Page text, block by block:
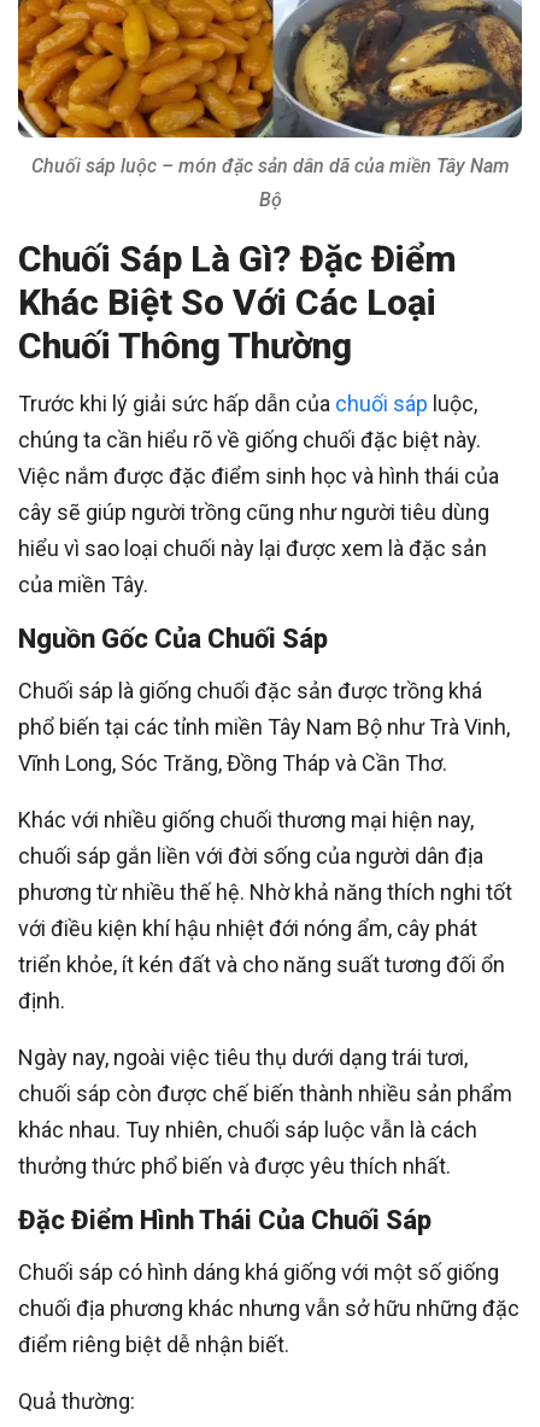
Chuối sáp luộc – món đặc sản dân dã của miền Tây Nam
Bộ
Chuối Sáp Là Gì? Đặc Điểm
Khác Biệt So Với Các Loại
Chuối Thông Thường
Trước khi lý giải sức hấp dẫn của chuối sáp luộc,
chúng ta cần hiểu rõ về giống chuối đặc biệt này.
Việc nắm được đặc điểm sinh học và hình thái của
cây sẽ giúp người trồng cũng như người tiêu dùng
hiểu vì sao loại chuối này lại được xem là đặc sản
của miền Tây.
Nguồn Gốc Của Chuối Sáp
Chuối sáp là giống chuối đặc sản được trồng khá
phổ biến tại các tỉnh miền Tây Nam Bộ như Trà Vinh,
Vĩnh Long, Sóc Trăng, Đồng Tháp và Cần Thơ.
Khác với nhiều giống chuối thương mại hiện nay,
chuối sáp gắn liền với đời sống của người dân địa
phương từ nhiều thế hệ. Nhờ khả năng thích nghi tốt
với điều kiện khí hậu nhiệt đới nóng ẩm, cây phát
triển khỏe, ít kén đất và cho năng suất tương đối ổn
định.
Ngày nay, ngoài việc tiêu thụ dưới dạng trái tươi,
chuối sáp còn được chế biến thành nhiều sản phẩm
khác nhau. Tuy nhiên, chuối sáp luộc vẫn là cách
thưởng thức phổ biến và được yêu thích nhất.
Đặc Điểm Hình Thái Của Chuối Sáp
Chuối sáp có hình dáng khá giống với một số giống
chuối địa phương khác nhưng vẫn sở hữu những đặc
điểm riêng biệt dễ nhận biết.
Quả thường: